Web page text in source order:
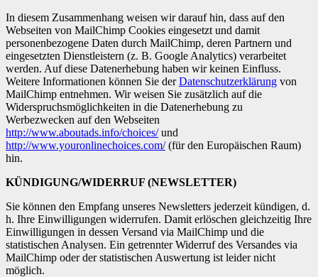
In diesem Zusammenhang weisen wir darauf hin, dass auf den
Webseiten von MailChimp Cookies eingesetzt und damit
personenbezogene Daten durch MailChimp, deren Partnern und
eingesetzten Dienstleistern (z. B. Google Analytics) verarbeitet
werden. Auf diese Datenerhebung haben wir keinen Einfluss.
Weitere Informationen können Sie derDatenschutzerklärung von
MailChimp entnehmen. Wir weisen Sie zusätzlich auf die
Widerspruchsmöglichkeiten in die Datenerhebung zu
Werbezwecken auf den Webseiten
http://www.aboutads.info/choices/und
http://www.youronlinechoices.com/(für den Europäischen Raum)
hin.
KÜNDIGUNG/WIDERRUF (NEWSLETTER)
Sie können den Empfang unseres Newsletters jederzeit kündigen, d.
h. Ihre Einwilligungen widerrufen. Damit erlöschen gleichzeitig Ihre
Einwilligungen in dessen Versand via MailChimp und die
statistischen Analysen. Ein getrennter Widerruf des Versandes via
MailChimp oder der statistischen Auswertung ist leider nicht
möglich.